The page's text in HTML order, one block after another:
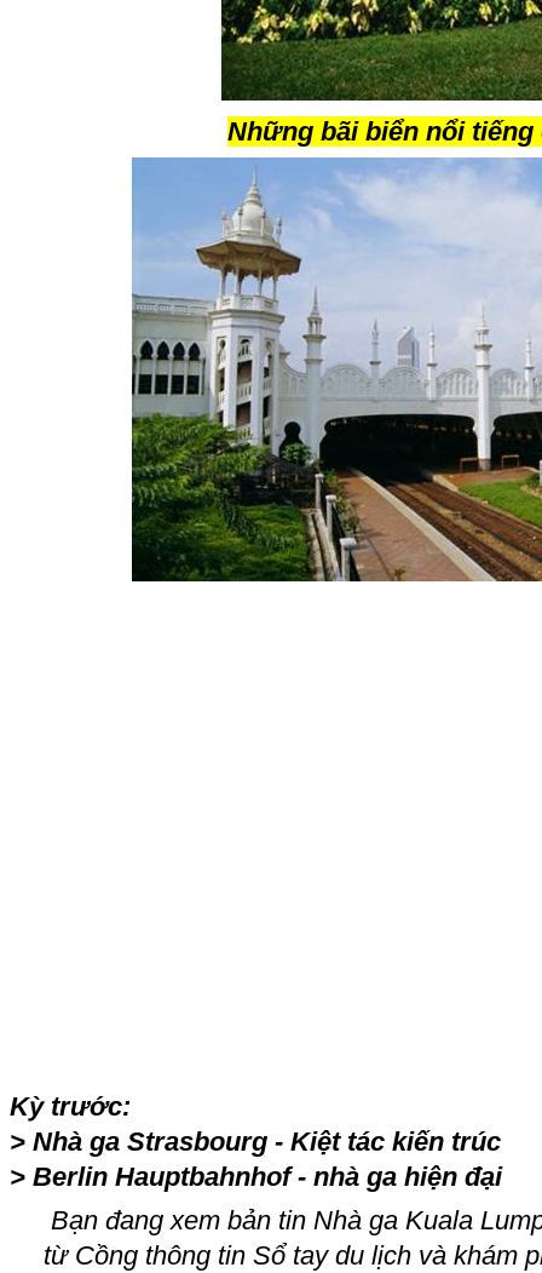
Những bãi biển nổi tiếng
Kỳ trước:
> Nhà ga Strasbourg - Kiệt tác kiến trúc
> Berlin Hauptbahnhof - nhà ga hiện đại
Bạn đang xem bản tin Nhà ga Kuala
từ Cồng thông tin Sổ tay du lịch và khám